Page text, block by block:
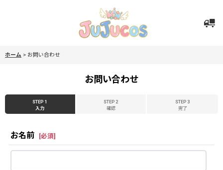
ホーム > お問い合わせ
お問い合わせ
STEP 1
入力
STEP 2
確認
STEP 3
完了
お名前 [必須]